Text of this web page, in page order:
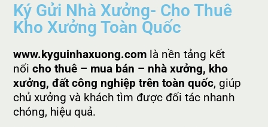
Ký Gửi Nhà Xưởng- Cho Thuê
Kho Xưởng Toàn Quốc
www.kyguinhaxuong.com là nền tảng kết
nối cho thuê – mua bán – nhà xưởng, kho
xưởng, đất công nghiệp trên toàn quốc, giúp
chủ xưởng và khách tìm được đối tác nhanh
chóng, hiệu quả.